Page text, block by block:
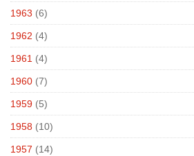
1963 (6)
1962 (4)
1961 (4)
1960 (7)
1959 (5)
1958 (10)
1957 (14)